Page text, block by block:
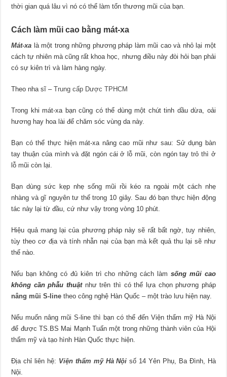
thời gian quá lâu vì nó có thể làm tổn thương mũi của bạn.
Cách làm mũi cao bằng mát-xa
Mát-xa là một trong những phương pháp làm mũi cao và nhỏ lại một
cách tự nhiên mà cũng rất khoa học, nhưng điều này đòi hỏi bạn phải
có sự kiên trì và làm hàng ngày.
Theo nha sĩ –Trung cấp Dược TPHCM
Trong khi mát-xa bạn cũng có thể dùng một chút tinh dầu dừa, oải
hương hay hoa lài để chăm sóc vùng da này.
Bạn có thể thực hiện mát-xa nâng cao mũi như sau: Sử dụng bàn
tay thuận của mình và đặt ngón cái ở lỗ mũi, còn ngón tay trỏ thì ở
lỗ mũi còn lại.
Bạn dùng sức kẹp nhẹ sống mũi rồi kéo ra ngoài một cách nhẹ
nhàng và gĩ nguyên tư thế trong 10 giây. Sau đó bạn thực hiện động
tác này lại từ đầu, cứ như vậy trong vòng 10 phút.
Hiệu quả mang lại của phương pháp này sẽ rất bất ngờ, tuy nhiên,
tùy theo cơ địa và tính nhẫn nại của bạn mà kết quả thu lại sẽ như
thế nào.
Nếu bạn không có đủ kiên trì cho những cách làm sống mũi cao
không cần phẫu thuậtnhư trên thì có thể lựa chọn phương pháp
nâng mũi S-line theo công nghệ Hàn Quốc – một trào lưu hiện nay.
Nếu muốn nâng mũi S-line thì bạn có thể đến Viện thẩm mỹ Hà Nội
để được TS.BS Mai Mạnh Tuấn một trong những thành viên của Hội
thẩm mỹ và tạo hình Hàn Quốc thực hiện.
Địa chỉ liên hệ: Viện thẩm mỹ Hà Nội số 14 Yên Phụ, Ba Đình, Hà
Nội.